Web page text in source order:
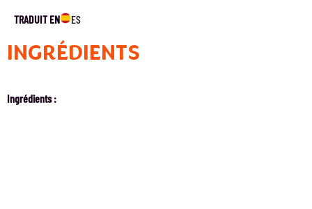
TRADUIT EN ES
INGRÉDIENTS
Ingrédients :